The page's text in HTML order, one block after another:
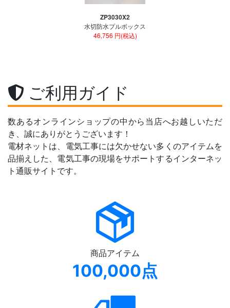
ZP3030X2
水切防水プルボックス
46,756 円(税込)
ご利用ガイド
数あるオンラインショップの中から当店へお越しいただ
き、誠にありがとうございます！
電材ネットは、電気工事には欠かせない多くのアイテムを
品揃えした、電気工事の現場をサポートするインターネッ
ト通販サイトです。
商品アイテム
100,000点